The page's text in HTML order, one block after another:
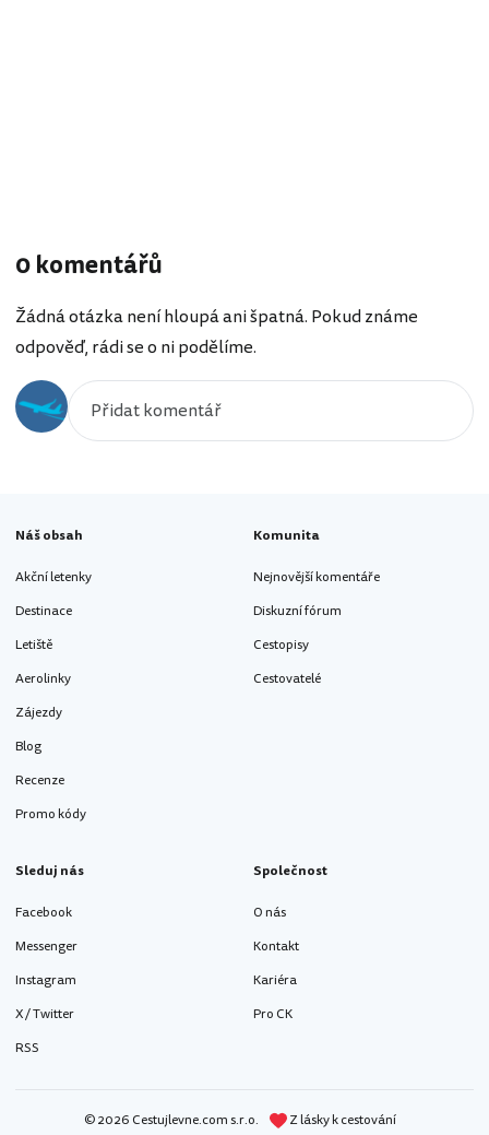
0 komentářů
Žádná otázka není hloupá ani špatná. Pokud známe
odpověď, rádi se o ni podělíme.
Náš obsah
Akční letenky
Destinace
Letiště
Aerolinky
Zájezdy
Blog
Recenze
Promo kódy
Komunita
Nejnovější komentáře
Diskuzní fórum
Cestopisy
Cestovatelé
Sleduj nás
Facebook
Messenger
Instagram
X / Twitter
RSS
Společnost
O nás
Kontakt
Kariéra
Pro CK
© 2026 Cestujlevne.com s.r.o. Z lásky k cestování